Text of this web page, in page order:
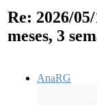
Re: 2026/
meses, 3
AnaRG